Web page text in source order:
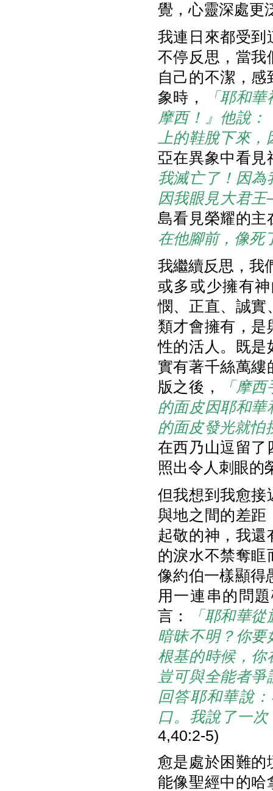
覺，心靈深處更
我連日來都受到
不停反思，當我
自己的不潔，
象時，
「耶和
摩西！』他說
上的鞋脫下來
亞在異象中看見
我滅亡了！因為
因我眼見大君
島看見榮耀的主
在他腳前，像死
我繼續反思，我
或多或少擁有
憫、正直、誠
類才會擁有，是
性的活人。既是
實有著千絲萬縷
版之後，
「摩
的面皮因耶和
的面皮發光就怕
在西乃山逗留了
照出令人刺眼的
但我想到我愈接
與地之間的差距
起敬的神，我還
的淚水不禁奪眶
像約伯一樣顯得
用一連串的問
言：
「耶和華
暗昧不明？你要
根基的時候，
豈可與全能者
回答耶和華說
口。我說了一
4,40:2-5)
愈是處於困難的
能像聖經中的哈